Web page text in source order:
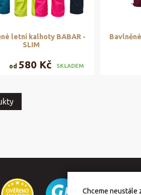
letní kalhoty BABAR -
SLIM
od 580 Kč SKLADEM
Chceme neustále